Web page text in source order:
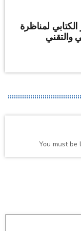
لمناظرة
والتقني
You must be